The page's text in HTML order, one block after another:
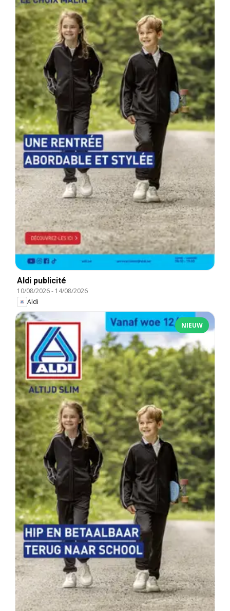
Aldi publicité
10/08/2026- 14/08/2026
Aldi
NIEUW